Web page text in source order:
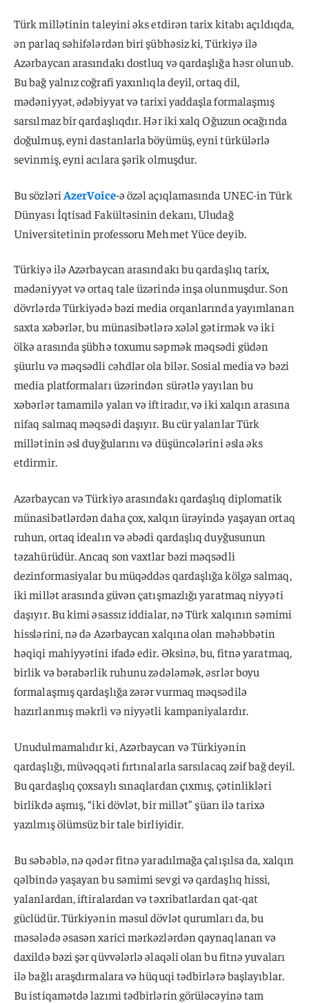
Türk millətinin taleyini əks etdirən tarix kitabı açıldıqda,
ən parlaq səhifələrdən biri şübhəsiz ki, Türkiyə ilə
Azərbaycan arasındakı dostluq və qardaşlığa həsr olunub.
Bu bağ yalnız coğrafi yaxınlıqla deyil, ortaq dil,
mədəniyyət, ədəbiyyat və tarixi yaddaşla formalaşmış
sarsılmaz bir qardaşlıqdır. Hər iki xalq Oğuzun ocağında
doğulmuş, eyni dastanlarla böyümüş, eyni türkülərlə
sevinmiş, eyni acılara şərik olmuşdur.
Bu sözləriAzerVoice-ə özəl açıqlamasında UNEC-in Türk
Dünyası İqtisad Fakültəsinin dekanı, Uludağ
Universitetinin professoru Mehmet Yüce deyib.
Türkiyə ilə Azərbaycan arasındakı bu qardaşlıq tarix,
mədəniyyət və ortaq tale üzərində inşa olunmuşdur. Son
dövrlərdə Türkiyədə bəzi media orqanlarında yayımlanan
saxta xəbərlər, bu münasibətlərə xələl gətirmək və iki
ölkə arasında şübhə toxumu səpmək məqsədi güdən
şüurlu və məqsədli cəhdlər ola bilər. Sosial media və bəzi
media platformaları üzərindən sürətlə yayılan bu
xəbərlər tamamilə yalan və iftiradır, və iki xalqın arasına
nifaq salmaq məqsədi daşıyır. Bu cür yalanlar Türk
millətinin əsl duyğularını və düşüncələrini əsla əks
etdirmir.
Azərbaycan və Türkiyə arasındakı qardaşlıq diplomatik
münasibətlərdən daha çox, xalqın ürəyində yaşayan ortaq
ruhun, ortaq idealın və əbədi qardaşlıq duyğusunun
təzahürüdür. Ancaq son vaxtlar bəzi məqsədli
dezinformasiyalar bu müqəddəs qardaşlığa kölgə salmaq,
iki millət arasında güvən çatışmazlığı yaratmaq niyyəti
daşıyır. Bu kimi əsassız iddialar, nə Türk xalqının səmimi
hisslərini, nə də Azərbaycan xalqına olan məhəbbətin
həqiqi mahiyyətini ifadə edir. Əksinə, bu, fitnə yaratmaq,
birlik və bərabərlik ruhunu zədələmək, əsrlər boyu
formalaşmış qardaşlığa zərər vurmaq məqsədilə
hazırlanmış məkrli və niyyətli kampaniyalardır.
Unudulmamalıdır ki, Azərbaycan və Türkiyənin
qardaşlığı, müvəqqəti fırtınalarla sarsılacaq zəif bağ deyil.
Bu qardaşlıq çoxsaylı sınaqlardan çıxmış, çətinlikləri
birlikdə aşmış, “iki dövlət, bir millət” şüarı ilə tarixə
yazılmış ölümsüz bir tale birliyidir.
Bu səbəblə, nə qədər fitnə yaradılmağa çalışılsa da, xalqın
qəlbində yaşayan bu səmimi sevgi və qardaşlıq hissi,
yalanlardan, iftiralardan və təxribatlardan qat-qat
güclüdür. Türkiyənin məsul dövlət qurumları da, bu
məsələdə əsasən xarici mərkəzlərdən qaynaqlanan və
daxildə bəzi şər qüvvələrlə əlaqəli olan bu fitnə yuvaları
ilə bağlı araşdırmalara və hüquqi tədbirlərə başlayıblar.
Bu istiqamətdə lazımi tədbirlərin görüləcəyinə tam